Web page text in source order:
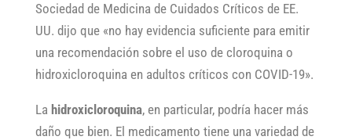
Sociedad de Medicina de Cuidados Críticos de EE.
UU. dijo que «no hay evidencia suficiente para emitir
una recomendación sobre el uso de cloroquina o
hidroxicloroquina en adultos críticos con COVID-19».
La hidroxicloroquina, en particular, podría hacer más
daño que bien. El medicamento tiene una variedad de